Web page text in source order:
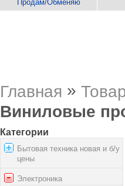
Продам/Обменяю
Главная »
Виниловые
Категории
Бытовая техника новая и б/у
цены
Электроника